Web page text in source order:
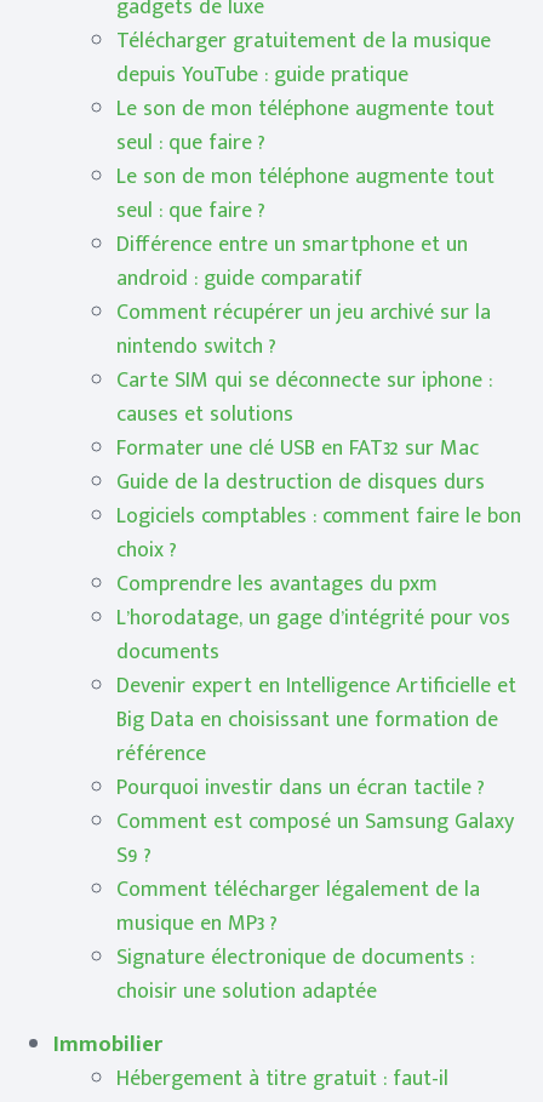
gadgets de luxe
Télécharger gratuitement de la musique
depuis YouTube : guide pratique
Le son de mon téléphone augmente tout
seul : que faire ?
Le son de mon téléphone augmente tout
seul : que faire ?
Différence entre un smartphone et un
android : guide comparatif
Comment récupérer un jeu archivé sur la
nintendo switch ?
Carte SIM qui se déconnecte sur iphone :
causes et solutions
Formater une clé USB en FAT32 sur Mac
Guide de la destruction de disques durs
Logiciels comptables : comment faire le bon
choix ?
Comprendre les avantages du pxm
L’horodatage, un gage d’intégrité pour vos
documents
Devenir expert en Intelligence Artificielle et
Big Data en choisissant une formation de
référence
Pourquoi investir dans un écran tactile ?
Comment est composé un Samsung Galaxy
S9 ?
Comment télécharger légalement de la
musique en MP3 ?
Signature électronique de documents :
choisir une solution adaptée
Immobilier
Hébergement à titre gratuit : faut-il